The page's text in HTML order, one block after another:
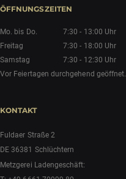
ÖFFNUNGSZEITEN
Mo. bis Do. 7:30 - 13:00 Uhr
Freitag
7:30 - 18:00 Uhr
Samstag
7:30 - 12:30 Uhr
Vor Feiertagen durchgehend geöffnet.
KONTAKT
Fuldaer Straße 2
DE 36381 Schlüchtern
Metzgerei Ladengeschäft: